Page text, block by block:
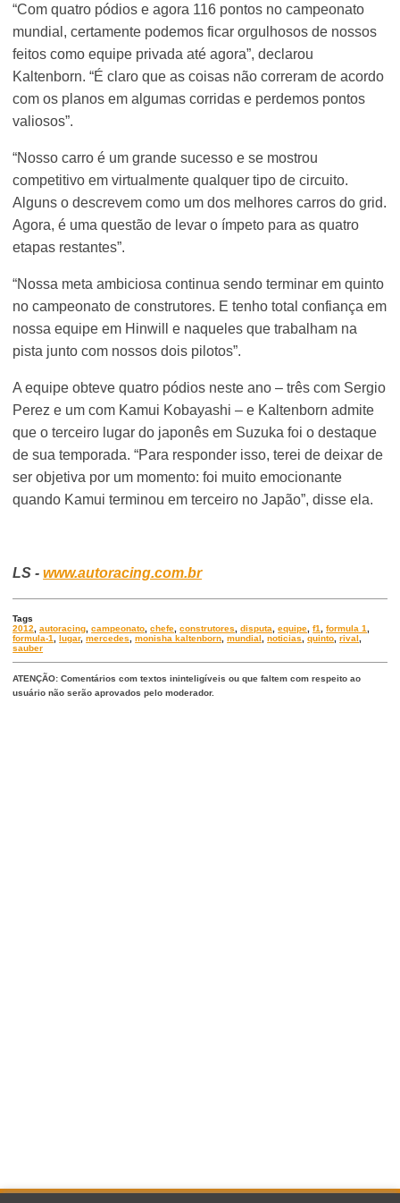
“Com quatro pódios e agora 116 pontos no campeonato
mundial, certamente podemos ficar orgulhosos de nossos
feitos como equipe privada até agora”, declarou
Kaltenborn. “É claro que as coisas não correram de acordo
com os planos em algumas corridas e perdemos pontos
valiosos”.
“Nosso carro é um grande sucesso e se mostrou
competitivo em virtualmente qualquer tipo de circuito.
Alguns o descrevem como um dos melhores carros do grid.
Agora, é uma questão de levar o ímpeto para as quatro
etapas restantes”.
“Nossa meta ambiciosa continua sendo terminar em quinto
no campeonato de construtores. E tenho total confiança em
nossa equipe em Hinwill e naqueles que trabalham na
pista junto com nossos dois pilotos”.
A equipe obteve quatro pódios neste ano – três com Sergio
Perez e um com Kamui Kobayashi – e Kaltenborn admite
que o terceiro lugar do japonês em Suzuka foi o destaque
de sua temporada. “Para responder isso, terei de deixar de
ser objetiva por um momento: foi muito emocionante
quando Kamui terminou em terceiro no Japão”, disse ela.
LS -www.autoracing.com.br
Tags
2012
,autoracing ,campeonato ,chefe ,construtores ,disputa ,equipe ,f1 ,formula 1
formula-1
,lugar,mercedes ,monisha kaltenborn ,mundial ,noticias ,quinto ,rival
sauber
ATENÇÃO: Comentários com textos ininteligíveis ou que faltem com respeito ao
usuário não serão aprovados pelo moderador.